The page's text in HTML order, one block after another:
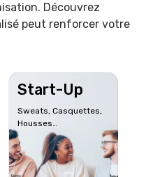
Découvrez
peut renforcer votre
Start-Up
Sweats, Casquettes,
Housses
d'ordinateur...